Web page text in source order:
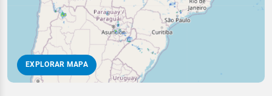
EXPLORAR MAPA